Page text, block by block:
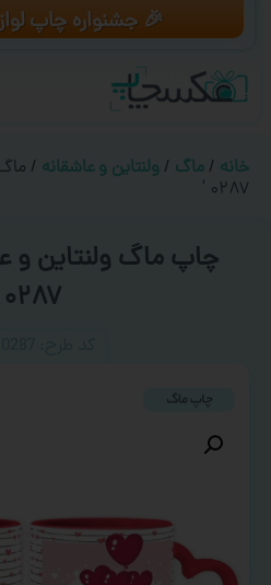
🎉 جشنواره چاپ
خانه / ماگ / ولنتاین و عاشقانه /
۰۲۸۷ ‘
چاپ ماگ ولنتاین و
۰۲۸۷ ‘